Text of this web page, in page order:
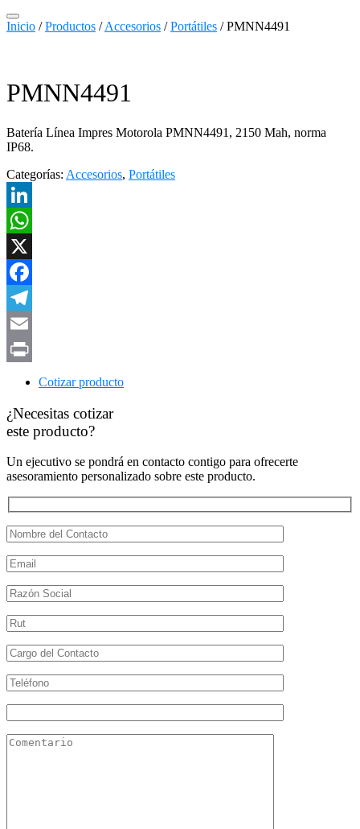
Inicio /Productos /Accesorios /Portátiles / PMNN4491
PMNN4491
Batería Línea Impres Motorola PMNN4491, 2150 Mah, norma
IP68.
Categorías: Accesorios, Portátiles
LinkedIn
WhatsApp
X
Facebook
Telegram
Email
Cotizar producto
¿Necesitas cotizar
este producto?
Un ejecutivo se pondrá en contacto contigo para ofrecerte
asesoramiento personalizado sobre este producto.